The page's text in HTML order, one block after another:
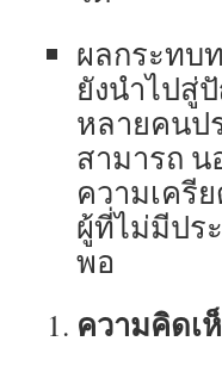
ผลกระทบ
ยังนำไปสู่
หลายคนป
สามารถ
ความเครี
ผู้ที่ไม่มีปร
พอ
ความคิดเ